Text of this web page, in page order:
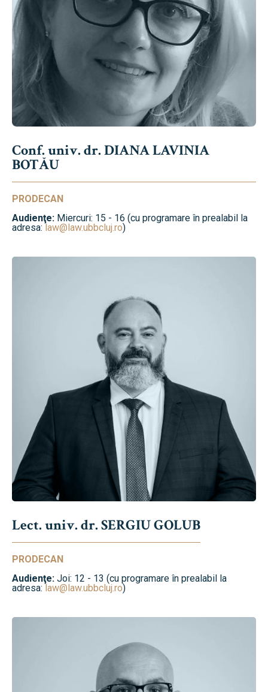
Conf. univ. dr. DIANA LAVINIA
BOTĂU
PRODECAN
Audienţe: Miercuri: 15 - 16 (cu programare în prealabil la
adresa: law@law.ubbcluj.ro)
Lect. univ. dr. SERGIU GOLUB
PRODECAN
Audienţe: Joi: 12 - 13 (cu programare în prealabil la
adresa:law@law.ubbcluj.ro)